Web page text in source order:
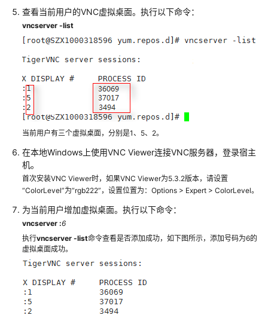
FAQ
录
SSH
服
置
服
务
配
置
查看当前用户的VNC虚拟桌面。执行以下命令：
vncserver -list
当前用户有三个虚拟桌面，分别是1、5、2。
在本地Windows上使用VNC Viewer连接VNC服务器，登录宿主
机。
首次安装VNC Viewer时，如果VNC Viewer为5.3.2版本，请设置
“ColorLevel”为“rgb222”，设置位置为：Options > Expert > ColorLevel。
为当前用户增加虚拟桌面。执行以下命令：
vncserver :6
执行vncserver -list命令查看是否添加成功，如下图所示，添加号码为6的
虚拟桌面成功。